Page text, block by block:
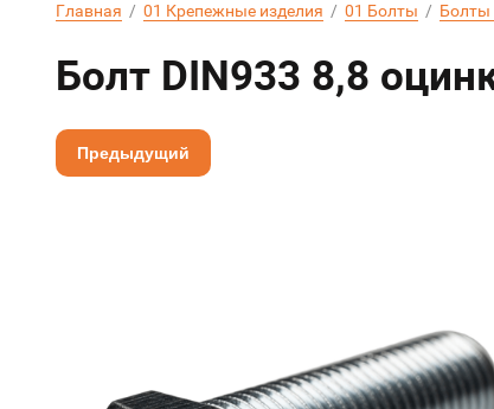
Главная
  /
01 Крепежные изделия
  /
01 Болты
  /
Болты
Болт DIN933 8,8
Предыдущий